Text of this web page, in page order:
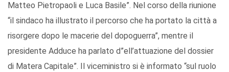
Matteo Pietropaoli e Luca Basile”. Nel corso della riunione
“il sindaco ha illustrato il percorso che ha portato la città a
risorgere dopo le macerie del dopoguerra”, mentre il
presidente Adduce ha parlato d”ell’attuazione del dossier
di Matera Capitale”. Il viceministro si è informato “sul ruolo